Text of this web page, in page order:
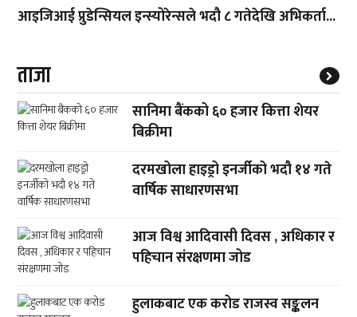
आइजिआई प्रुडेन्सियल इन्स्योरेन्सले भदौ ८ गतेदेखि अभिकर्ता...
ताजा
सानिमा बैंकको ६० हजार कित्ता शेयर
बिक्रीमा
दरमखोला हाइड्रो इनर्जीको भदौ १४ गते
वार्षिक साधारणसभा
आज विश्व आदिवासी दिवस , अधिकार र
पहिचान संरक्षणमा जोड
हुलाकबाट एक करोड राजस्व सङ्कलन